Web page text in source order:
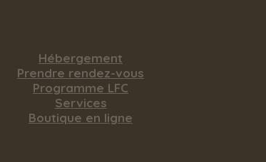
Hébergement
​Prendre rendez-vous
Programme LFC
Services
Boutique en ligne